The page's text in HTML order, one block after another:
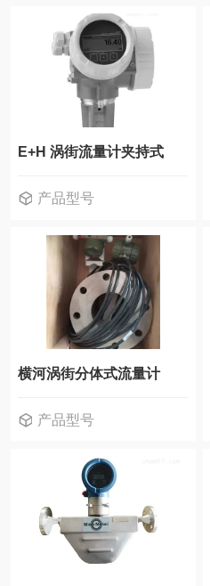
E+H 涡街流量计夹持式
产品型号
横河涡街分体式流量计
产品型号